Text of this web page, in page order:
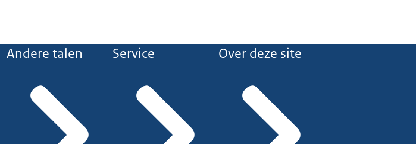
Andere talen Service Over deze site